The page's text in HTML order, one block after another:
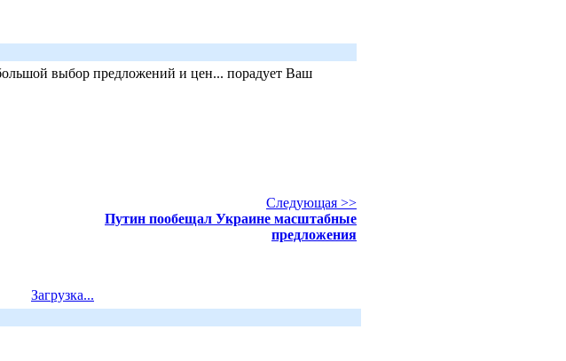
выбор предложений и цен... порадует Ваш
Следующая >>
Путин пообещал Украине масштабные
предложения
Загрузка...